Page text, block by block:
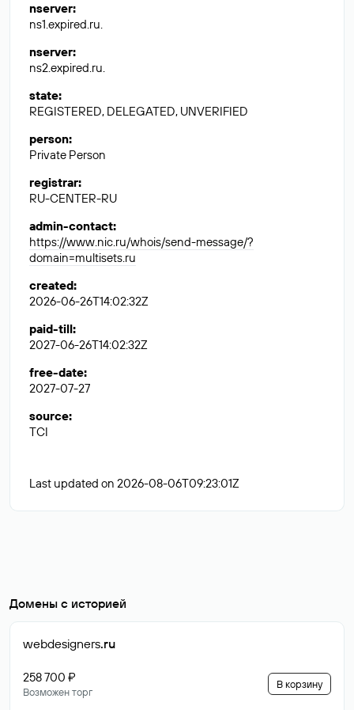
nserver:
ns1.expired.ru.
nserver:
ns2.expired.ru.
state:
REGISTERED, DELEGATED, UNVERIFIED
person:
Private Person
registrar:
RU-CENTER-RU
admin-contact:
https://www.nic.ru/whois/send-message/?
domain=multisets.ru
created:
2026-06-26T14:02:32Z
paid-till:
2027-06-26T14:02:32Z
free-date:
2027-07-27
source:
TCI
Last updated on 2026-08-06T09:23:01Z
Домены с историей
webdesigners.ru
258 700 ₽
Возможен торг
В корзину